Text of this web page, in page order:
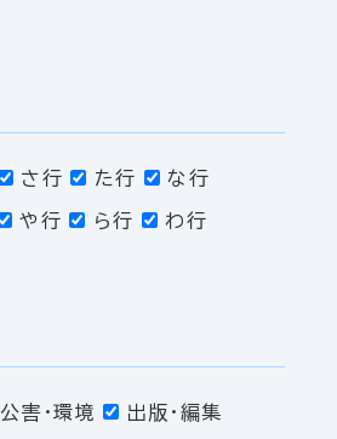
さ行 た行 な行
や行 ら行 わ行
公害・環境 出版・編集